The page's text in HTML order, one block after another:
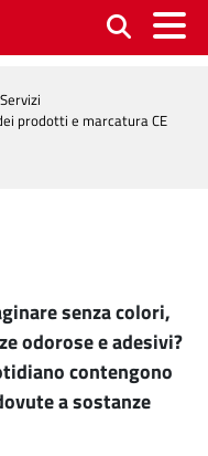
prodotti e marcatura CE
senza colori,
odorose e adesivi?
contengono
a sostanze